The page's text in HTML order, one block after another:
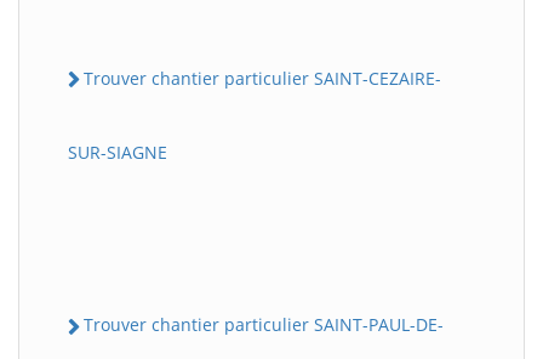
Trouver chantier particulier SAINT-CEZAIRE-
SUR-SIAGNE
Trouver chantier particulier SAINT-PAUL-DE-